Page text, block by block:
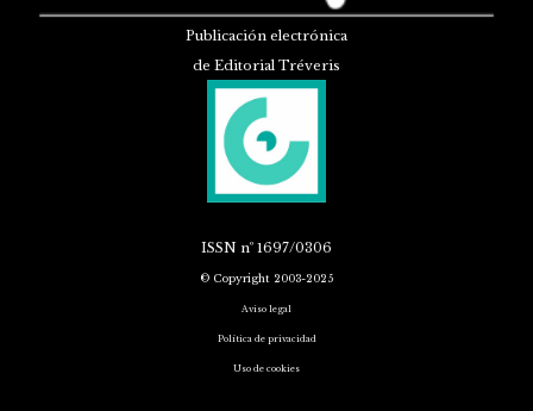
Publicación electrónica
de Editorial Tréveris
ISSN nº 1697/0306
© Copyright 2003-2025
Aviso legal
Política de privacidad
Uso de cookies